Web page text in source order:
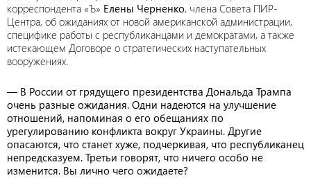
корреспондента «Ъ» Елены Черненко, члена Совета ПИР-
Центра, об ожиданиях от новой американской администрации,
специфике работы с республиканцами и демократами, а также
истекающем Договоре о стратегических наступательных
вооружениях.
— В России от грядущего президентства Дональда Трампа
очень разные ожидания. Одни надеются на улучшение
отношений, напоминая о его обещаниях по
урегулированию конфликта вокруг Украины. Другие
опасаются, что станет хуже, подчеркивая, что республиканец
непредсказуем. Третьи говорят, что ничего особо не
изменится. Вы лично чего ожидаете?